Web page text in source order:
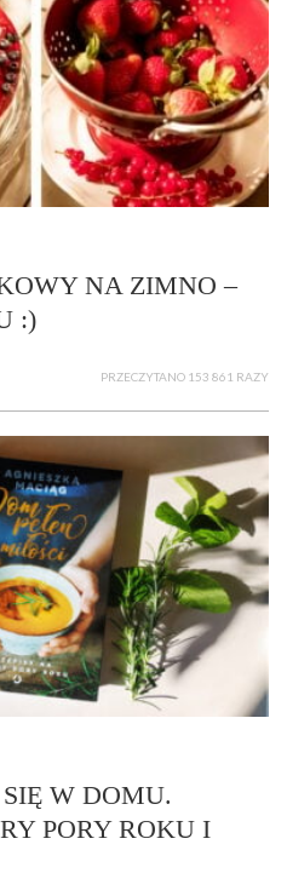
NA ZIMNO –
:)
PRZECZYTANO 153 861 RAZY
W DOMU.
PORY ROKU I